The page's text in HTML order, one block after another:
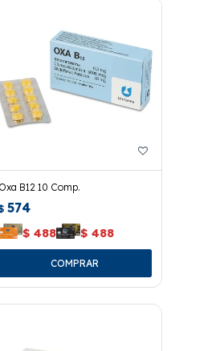
Oxa B12 10 Comp.
574
$ 488 $ 488